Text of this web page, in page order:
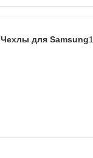
Чехлы для Samsung1